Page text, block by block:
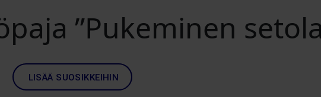
”Pukeminen
LISÄÄ SUOSIKKEIHIN